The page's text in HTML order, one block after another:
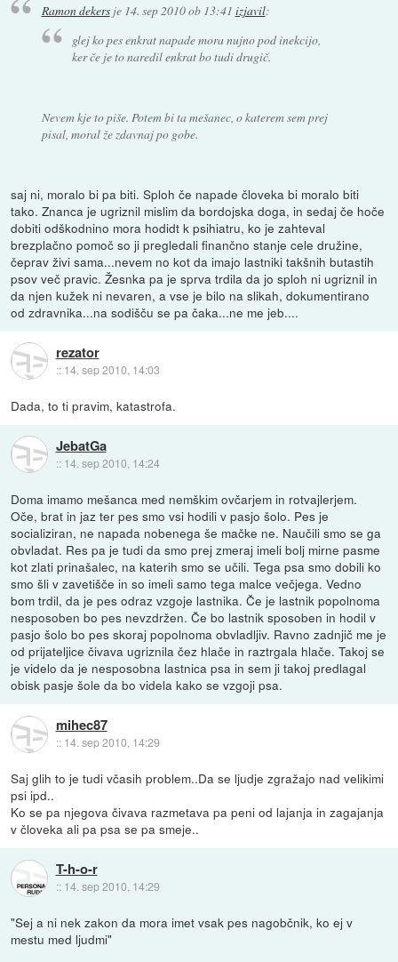
Ramon dekersje 14. sep 2010 ob 13:41 izjavil:
glej ko pes enkrat napade mora nujno pod inekcijo,
ker če je to naredil enkrat bo tudi drugič.
Nevem kje to piše. Potem bi ta mešanec, o katerem sem prej
pisal, moral že zdavnaj po gobe.
saj ni, moralo bi pa biti. Sploh če napade človeka bi moralo biti
tako. Znanca je ugriznil mislim da bordojska doga, in sedaj če hoče
dobiti odškodnino mora hodidt k psihiatru, ko je zahteval
brezplačno pomoč so ji pregledali finančno stanje cele družine,
čeprav živi sama...nevem no kot da imajo lastniki takšnih butastih
psov več pravic. Žesnka pa je sprva trdila da jo sploh ni ugriznil in
da njen kužek ni nevaren, a vse je bilo na slikah, dokumentirano
od zdravnika...na sodišču se pa čaka...ne me jeb....
rezator
:: 14. sep 2010, 14:03
Dada, to ti pravim, katastrofa.
JebatGa
:: 14. sep 2010, 14:24
Doma imamo mešanca med nemškim ovčarjem in rotvajlerjem.
Oče, brat in jaz ter pes smo vsi hodili v pasjo šolo. Pes je
socializiran, ne napada nobenega še mačke ne. Naučili smo se ga
obvladat. Res pa je tudi da smo prej zmeraj imeli bolj mirne pasme
kot zlati prinašalec, na katerih smo se učili. Tega psa smo dobili ko
smo šli v zavetišče in so imeli samo tega malce večjega. Vedno
bom trdil, da je pes odraz vzgoje lastnika. Če je lastnik popolnoma
nesposoben bo pes nevzdržen. Če bo lastnik sposoben in hodil v
pasjo šolo bo pes skoraj popolnoma obvladljiv. Ravno zadnjič me je
od prijateljice čivava ugriznila čez hlače in raztrgala hlače. Takoj se
je videlo da je nesposobna lastnica psa in sem ji takoj predlagal
obisk pasje šole da bo videla kako se vzgoji psa.
mihec87
:: 14. sep 2010, 14:29
Saj glih to je tudi včasih problem..Da se ljudje zgražajo nad velikimi
psi ipd..
Ko se pa njegova čivava razmetava pa peni od lajanja in zagajanja
v človeka ali pa psa se pa smeje..
T-h-o-r
:: 14. sep 2010, 14:29
"Sej a ni nek zakon da mora imet vsak pes nagobčnik, ko ej v
mestu med ljudmi"